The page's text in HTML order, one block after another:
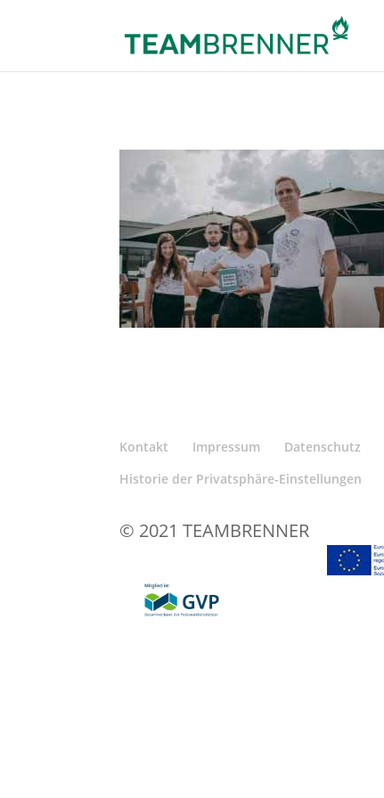
Kontakt Impressum Datenschutz
Historie der Privatsphäre-Einstellungen
© 2021 TEAMBRENNER